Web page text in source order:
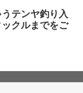
テンヤ釣り入
クルまでをご